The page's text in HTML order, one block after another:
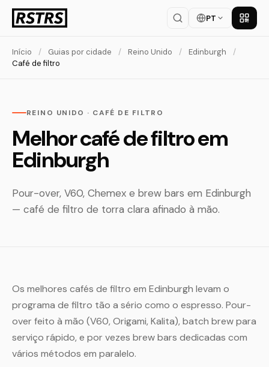
PT Baixar
Início / Guias por cidade / Reino Unido / Edinburgh
/
Café de filtro
REINO UNIDO · CAFÉ DE FILTRO
Melhor café de filtro em
Edinburgh
Pour-over, V60, Chemex e brew bars em Edinburgh
— café de filtro de torra clara afinado à mão.
Os melhores cafés de filtro em Edinburgh levam o
programa de filtro tão a sério como o espresso. Pour-
over feito à mão (V60, Origami, Kalita), batch brew para
serviço rápido, e por vezes brew bars dedicadas com
vários métodos em paralelo.